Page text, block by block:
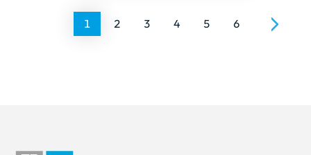
1 2 3 4 5 6